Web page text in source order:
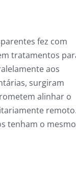
fez com
tratamentos
aos
surgiram
alinhar o
tenham o mesmo